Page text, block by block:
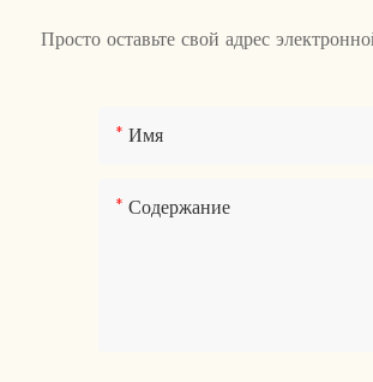
Просто оставьте свой адрес
Имя
Содержание